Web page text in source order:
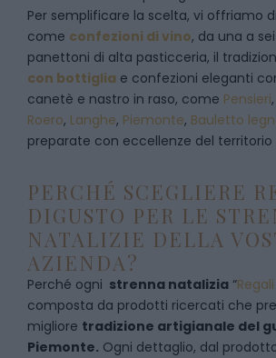
Per semplificare la scelta, vi offriamo
come confezioni di vino, da una a
panettoni di alta pasticceria, il
con bottiglia e confezioni eleganti
canetè e nastro in raso, come Pensieri,
Roero, Langhe, Piemonte, Bauletto
preparate con eccellenze del territorio
PERCHÉ SCEGLIERE
DIGUSTO PER LE
NATALIZIE DELLA
AZIENDA?
Perché ogni strenna natalizia “
composta da prodotti ricercati che
migliore tradizione artigianale del
Piemonte. Ogni dettaglio, dal